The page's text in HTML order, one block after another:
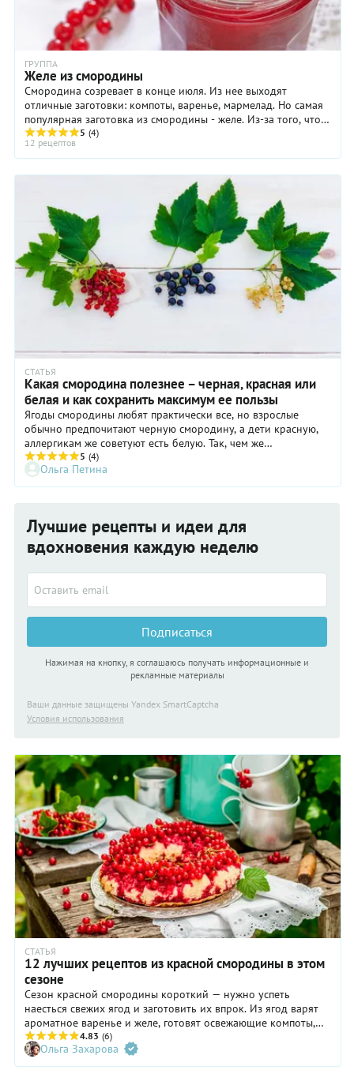
ГРУППА
Желе из смородины
Смородина созревает в конце июля. Из нее выходят
отличные заготовки: компоты, варенье, мармелад. Но самая
популярная заготовка из смородины - желе. Из-за того, что в
черной, и особенно в красной смородине содержится много
желирующего вещества - пектина, желе из этих ягод можно
сделать без добавления желатина.
5 (4)
12 рецептов
СТАТЬЯ
Какая смородина полезнее – черная, красная или
белая и как сохранить максимум ее пользы
Ягоды смородины любят практически все, но взрослые
обычно предпочитают черную смородину, а дети красную,
аллергикам же советуют есть белую. Так, чем же
действительно отличаются ягоды смородины, только ли
цветом и вкусом? Или отличия намного существеннее?
5 (4)
Ольга Петина
Лучшие рецепты и идеи для
вдохновения каждую неделю
Подписаться
Нажимая на кнопку, я соглашаюсь получать информационные и
рекламные материалы
Ваши данные защищены Yandex SmartCaptcha
Условия использования
СТАТЬЯ
12 лучших рецептов из красной смородины в этом
сезоне
Сезон красной смородины короткий — нужно успеть
наесться свежих ягод и заготовить их впрок. Из ягод варят
ароматное варенье и желе, готовят освежающие компоты,
соусы к мясу и к рыбе, добавляют в маринады и
консервацию. Рассказываем, с чем сочетается красная
смородина и что можно с ней приготовить.
4.83 (6)
Ольга Захарова